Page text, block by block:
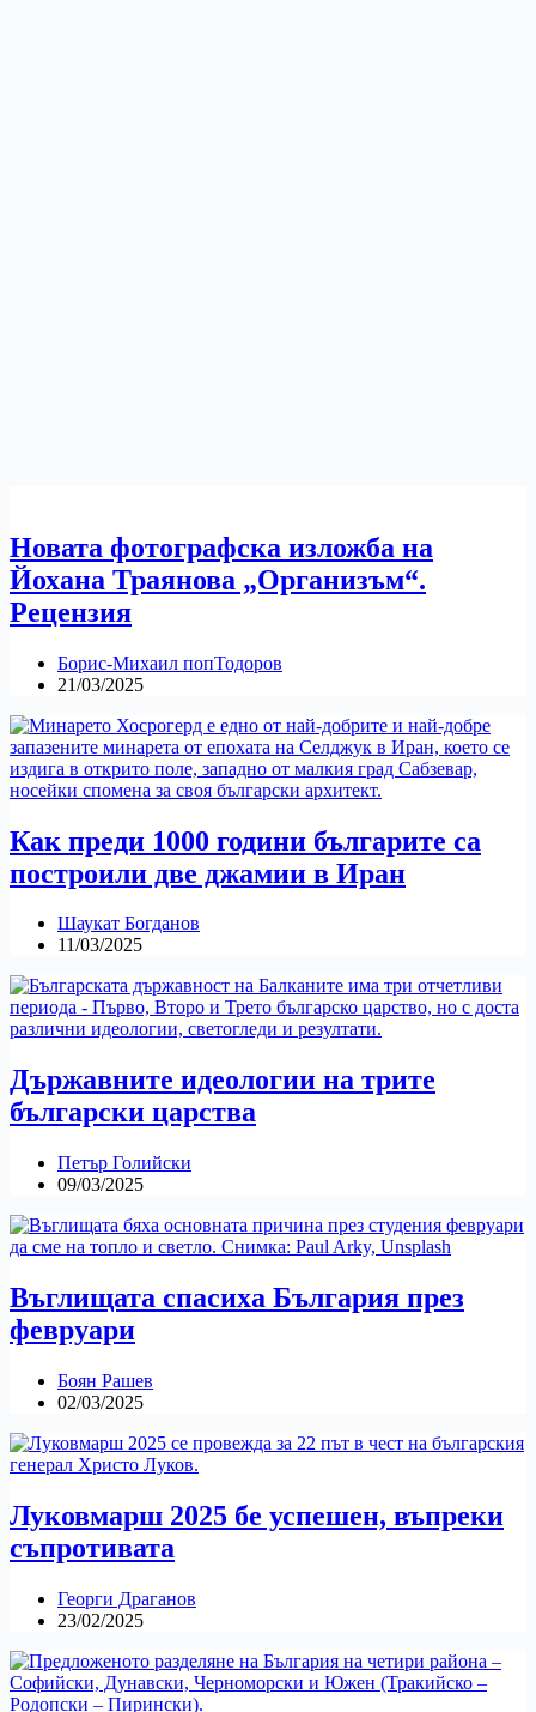
Новата фотографска изложба на
Йохана Траянова „Организъм“.
Рецензия
Борис-Михаил попТодоров
21/03/2025
Как преди 1000 години българите са
построили две джамии в Иран
Шаукат Богданов
11/03/2025
Държавните идеологии на трите
български царства
Петър Голийски
09/03/2025
Въглищата спасиха България през
февруари
Боян Рашев
02/03/2025
Луковмарш 2025 бе успешен, въпреки
съпротивата
Георги Драганов
23/02/2025